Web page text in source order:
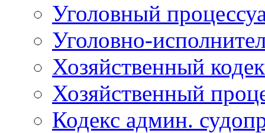
Уголовный
Уголовно-
Хозяйственный
Хозяйственный
Кодекс админ.